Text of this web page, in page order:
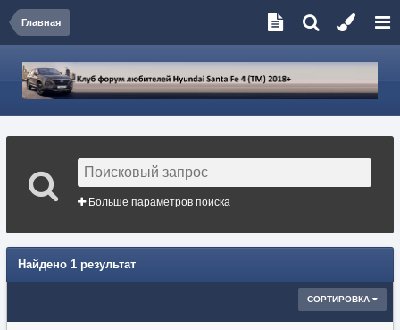
Главная
Больше параметров поиска
Найдено 1 результат
СОРТИРОВКА